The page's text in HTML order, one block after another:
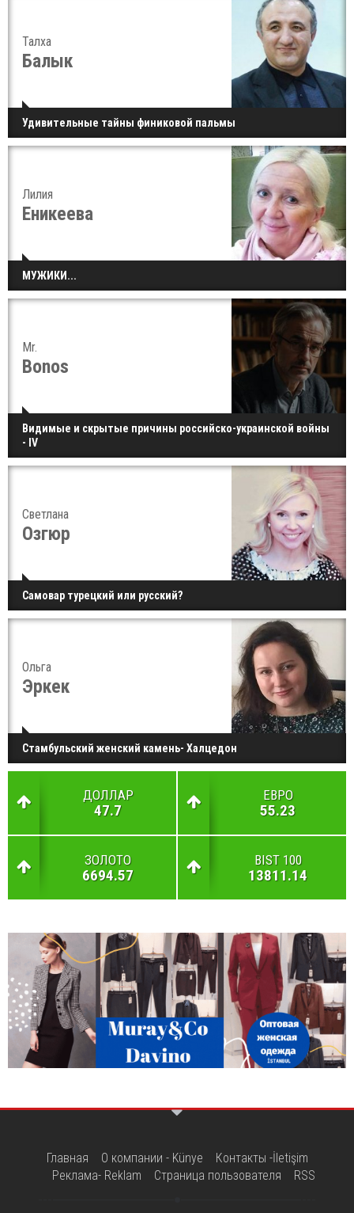
Талха
Балык
Удивительные тайны финиковой пальмы
Лилия
Еникеева
МУЖИКИ...
Mr.
Bonos
Видимые и скрытые причины российско-украинской войны
- IV
Светлана
Озгюр
Самовар турецкий или русский?
Ольга
Эркек
Стамбульский женский камень- Халцедон
ДОЛЛАР
47.7
ЕВРО
55.23
ЗОЛОТО
6694.57
BIST 100
13811.14
Главная О компании - Künye
Контакты -İletişim
Реклама- Reklam
Страница пользователя RSS